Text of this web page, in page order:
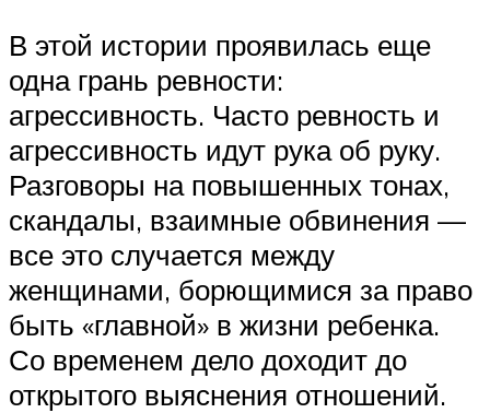
В этой истории проявилась еще
одна грань ревности:
агрессивность. Часто ревность и
агрессивность идут рука об руку.
Разговоры на повышенных тонах,
скандалы, взаимные обвинения —
все это случается между
женщинами, борющимися за право
быть «главной» в жизни ребенка.
Со временем дело доходит до
открытого выяснения отношений.